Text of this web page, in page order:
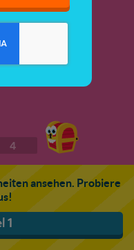
4
ansehen. Probiere
1